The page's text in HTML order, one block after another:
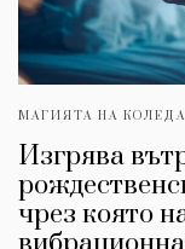
МАГИЯТА НА КОЛЕДА
Изгрява
чрез която